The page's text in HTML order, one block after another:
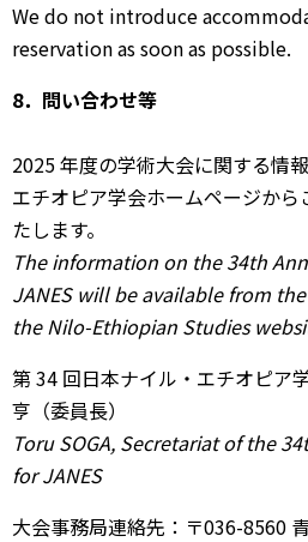
We do not introduce
reservation as soon as possible.
8．問い合わせ等
2025 年度の学術⼤会に関する情
エチオピア学会ホームページか
たします。
The information on the 34th
JANES will be available from
the Nilo-Ethiopian Studies
第 34 回⽇本ナイル・エチオピア
亨（委員⻑）
Toru SOGA, Secretariat of the
for JANES
⼤会事務局連絡先：〒036-8560